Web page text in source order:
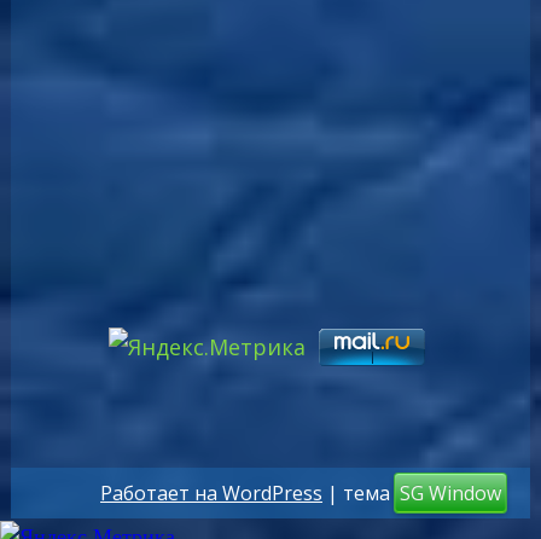
Работает на WordPress | темаSG Window